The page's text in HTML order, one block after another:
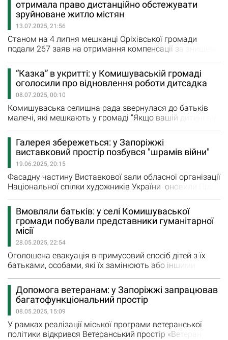
— нашестя сарани. Вперше за десятки років регіон
зіштовхнувся з такою кількістю шкідника: хмари комах
прийшли з…
отримала право дистанційно обстежувати
зруйноване житло містян
13.07.2025, 21:56
Станом на 4 липня мешканці Оріхівської громади
подали 267 заяв на отримання компенсації за знищені
розгляду питань щодо надання компенсації за знищені
об'єкти нерухомого майна на території Оріхівської
міської територіальної громади внаслідок бойових дій,
терористичних актів, диверсій, спричинених збройною
агресією…
“Казка” в укритті: у Комишуваській громаді
оголосили про відновлення роботи дитсадка
08.07.2025, 00:10
Комишуваська селишна рада звернулася до батьків
малечі, які мешкають у громаді “Якщо вашій дитині від
закладу дошкільної освіти «Казка». З 1 вересня наш
заклад починає роботу в очному форматі зі змішаним
режимом навчання. Садочок працюватиме в
приміщенні протирадіаційного укриття
Комишуваської…
Галерея збережеться: у Запоріжжі
виставковий простір позбувся "шрамів війни"
19.06.2025, 20:15
Фасадну частину Виставкової зали обласної організації
Національної спілки художників України оновили Про
Олександр Шкаліков розповідав журналістам ще в
грудні 2024 року, коли у Виставковій залі відкрилася
перша з початку повномасштабної війни колективна
виставка запорізьких митців “Різдво під сиренами”.…
Вмовляли батьків: у селі Комишуваської
громади побували представники гуманітарної
місії
28.05.2025, 22:54
Оголошена евакуація в примусовий спосіб дітей з їх
батьками, особами, які їх замінюють або іншими
із села Магдалинівка. Про це, як ми повідомляли,
йдеться в наказі голови Запорізької обласної
державної адміністрації, начальника Запорізької
обласної військової адміністрації Івана Федорова № 29
від 27.05.2025 року.…
Допомога ветеранам: у Запоріжжі запрацював
багатофункціональний простір
08.05.2025, 15:09
У рамках реалізації міської програми ветеранської
політики відкрився Ветеранський простір «Ветеран